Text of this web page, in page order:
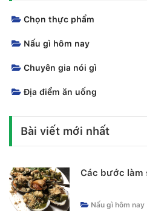
Chọn thực phẩm
Nấu gì hôm nay
Chuyên gia nói gì
Địa điểm ăn uống
Bài viết mới nhất
Các bước làm
Nấu gì hôm nay